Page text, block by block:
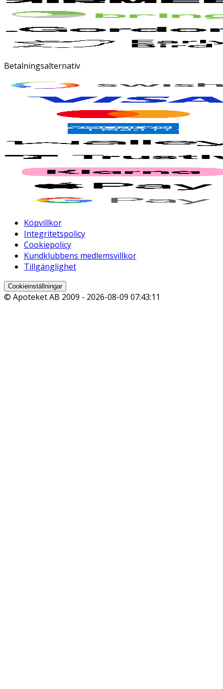
Betalningsalternativ
Köpvillkor
Integritetspolicy
Cookiepolicy
Kundklubbens medlemsvillkor
Tillgänglighet
Cookieinställningar
© Apoteket AB 2009 - 2026-08-09 07:43:11